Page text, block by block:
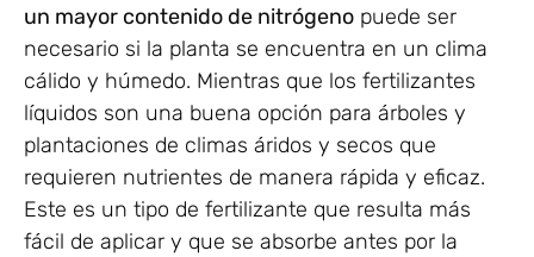
un mayor contenido de nitrógeno puede ser
necesario si la planta se encuentra en un clima
cálido y húmedo. Mientras que los fertilizantes
líquidos son una buena opción para árboles y
plantaciones de climas áridos y secos que
requieren nutrientes de manera rápida y eficaz.
Este es un tipo de fertilizante que resulta más
fácil de aplicar y que se absorbe antes por la